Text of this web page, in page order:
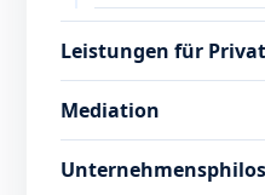
Leistungen für
Mediation